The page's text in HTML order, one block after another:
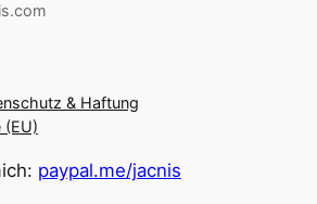
& Haftung
(EU)
paypal.me/jacnis